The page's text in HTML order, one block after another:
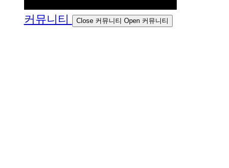
커뮤니티 Close 커뮤니티 Open 커뮤니티